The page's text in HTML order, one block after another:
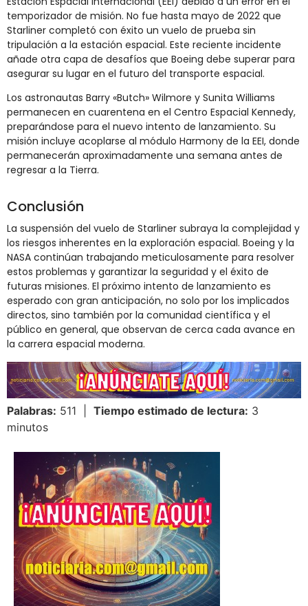
temporizador de misión. No fue hasta mayo de 2022 que
Starliner completó con éxito un vuelo de prueba sin
tripulación a la estación espacial. Este reciente incidente
añade otra capa de desafíos que Boeing debe superar para
asegurar su lugar en el futuro del transporte espacial.
Los astronautas Barry «Butch» Wilmore y Sunita Williams
permanecen en cuarentena en el Centro Espacial Kennedy,
preparándose para el nuevo intento de lanzamiento. Su
misión incluye acoplarse al módulo Harmony de la EEI, donde
permanecerán aproximadamente una semana antes de
regresar a la Tierra.
Conclusión
La suspensión del vuelo de Starliner subraya la complejidad y
los riesgos inherentes en la exploración espacial. Boeing y la
NASA continúan trabajando meticulosamente para resolver
estos problemas y garantizar la seguridad y el éxito de
futuras misiones. El próximo intento de lanzamiento es
esperado con gran anticipación, no solo por los implicados
directos, sino también por la comunidad científica y el
público en general, que observan de cerca cada avance en
la carrera espacial moderna.
Palabras: 511 | Tiempo estimado de lectura: 3
minutos